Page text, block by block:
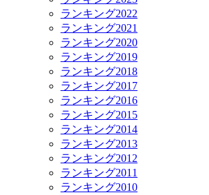
ランキング2022
ランキング2021
ランキング2020
ランキング2019
ランキング2018
ランキング2017
ランキング2016
ランキング2015
ランキング2014
ランキング2013
ランキング2012
ランキング2011
ランキング2010